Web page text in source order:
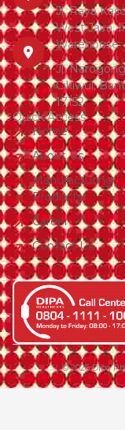
Jl. Raya
West Java,
Warehouse
Jl.
Cikiwul,
17152
Quick Access
Home
About Us
Manufacturing
Products
Career
Contact Us
© 2026 Dipa